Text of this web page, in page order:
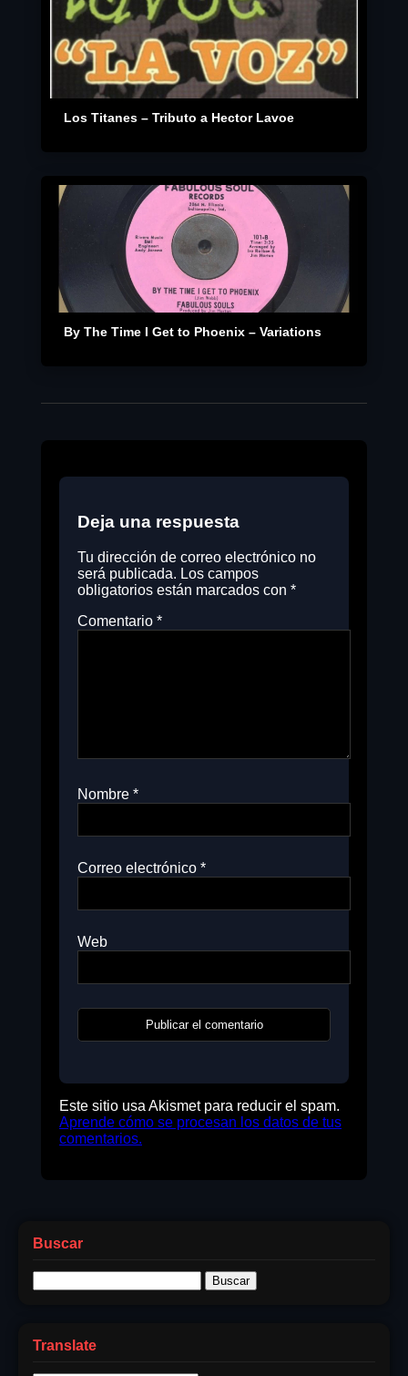
Los Titanes – Tributo a Hector Lavoe
By The Time I Get to Phoenix – Variations
Deja una respuesta
Tu dirección de correo electrónico no
será publicada. Los campos
obligatorios están marcados con *
Comentario *
Nombre *
Correo electrónico *
Web
Este sitio usa Akismet para reducir el spam.
Aprende cómo se procesan los datos de tus
comentarios.
Buscar
Translate